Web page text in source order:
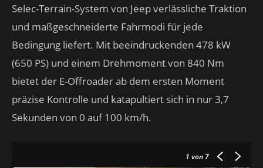
Selec-Terrain-System von Jeep verlässliche Traktion
und maßgeschneiderte Fahrmodi für jede
Bedingung liefert. Mit beeindruckenden 478 kW
(650 PS) und einem Drehmoment von 840 Nm
bietet der E-Offroader ab dem ersten Moment
präzise Kontrolle und katapultiert sich in nur 3,7
Sekunden von 0 auf 100 km/h.
1 von 7